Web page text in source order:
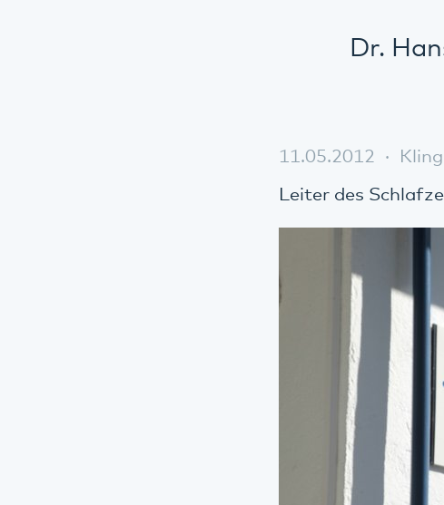
Dr.
11.05.2012
Leiter des